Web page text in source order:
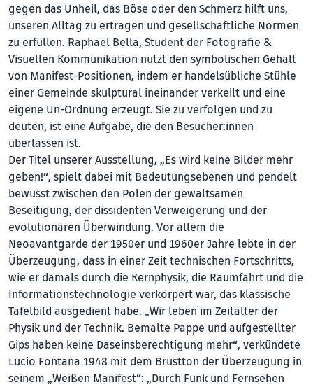
gegen das Unheil, das Böse oder den Schmerz hilft uns,
unseren Alltag zu ertragen und gesellschaftliche Normen
zu erfüllen. Raphael Bella, Student der Fotografie &
Visuellen Kommunikation nutzt den symbolischen Gehalt
von Manifest-Positionen, indem er handelsübliche Stühle
einer Gemeinde skulptural ineinander verkeilt und eine
eigene Un-Ordnung erzeugt. Sie zu verfolgen und zu
deuten, ist eine Aufgabe, die den Besucher:innen
überlassen ist.
Der Titel unserer Ausstellung, „Es wird keine Bilder mehr
geben!“, spielt dabei mit Bedeutungsebenen und pendelt
bewusst zwischen den Polen der gewaltsamen
Beseitigung, der dissidenten Verweigerung und der
evolutionären Überwindung. Vor allem die
Neoavantgarde der 1950er und 1960er Jahre lebte in der
Überzeugung, dass in einer Zeit technischen Fortschritts,
wie er damals durch die Kernphysik, die Raumfahrt und die
Informationstechnologie verkörpert war, das klassische
Tafelbild ausgedient habe. „Wir leben im Zeitalter der
Physik und der Technik. Bemalte Pappe und aufgestellter
Gips haben keine Daseinsberechtigung mehr“, verkündete
Lucio Fontana 1948 mit dem Brustton der Überzeugung in
seinem „Weißen Manifest“: „Durch Funk und Fernsehen